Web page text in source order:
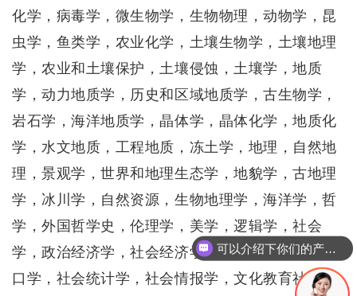
化学，病毒学，微生物学，生物物理，动物学，昆
虫学，鱼类学，农业化学，土壤生物学，土壤地理
学，农业和土壤保护，土壤侵蚀，土壤学，地质
学，动力地质学，历史和区域地质学，古生物学，
岩石学，海洋地质学，晶体学，晶体化学，地质化
学，水文地质，工程地质，冻土学，地理，自然地
理，景观学，世界和地理生态学，地貌学，古地理
学，冰川学，自然资源，生物地理学，海洋学，哲
学，外国哲学史，伦理学，美学，逻辑学，社会
学，政治经济学，社会经济学，社会管理理论，人
口学，社会统计学，社会情报学，文化教育社会
你们是怎么收费的呢